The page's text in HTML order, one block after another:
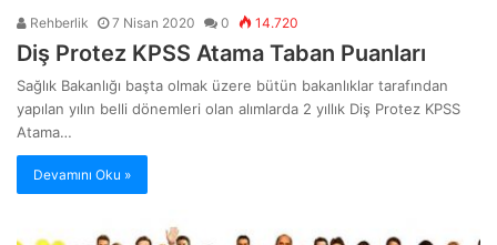
Rehberlik 7 Nisan 2020 0 14.720
Diş Protez KPSS Atama Taban Puanları
Sağlık Bakanlığı başta olmak üzere bütün bakanlıklar tarafından
yapılan yılın belli dönemleri olan alımlarda 2 yıllık Diş Protez KPSS
Atama…
Devamını Oku »